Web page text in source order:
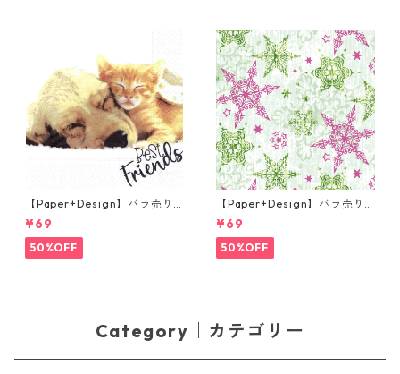
【Paper+Design】バラ売り2
枚 ランチサイズ ペーパーナプ
キン Dog & Cat ホワイト
¥69
50%OFF
【Paper+Design】バラ売り2
枚 ランチサイズ ペーパーナプ
キン DELICATE STARS グリー
ン
¥69
50%OFF
Category｜カテゴリー